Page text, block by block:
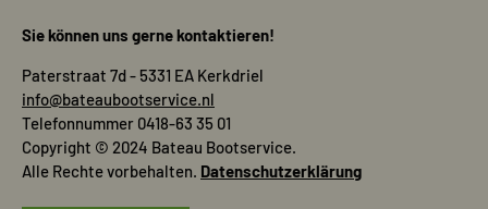
Sie können uns gerne kontaktieren!
Paterstraat 7d - 5331 EA Kerkdriel
info@bateaubootservice.nl
Telefonnummer 0418-63 35 01
Copyright © 2024 Bateau Bootservice.
Alle Rechte vorbehalten. Datenschutzerklärung